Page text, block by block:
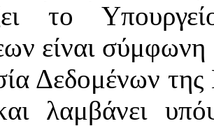
το
είναι σύμφωνη
Δεδομένων
λαμβάνει